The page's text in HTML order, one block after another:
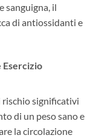
sanguigna, il
di antiossidanti e
Esercizio
rischio significativi
di un peso sano e
la circolazione